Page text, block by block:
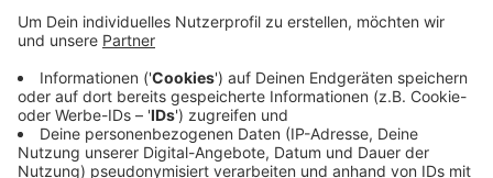
Das Feuer breitete sich sehr schnell aus und drohte
auf eine Wohnsiedlung und einen Wald überzugreifen.